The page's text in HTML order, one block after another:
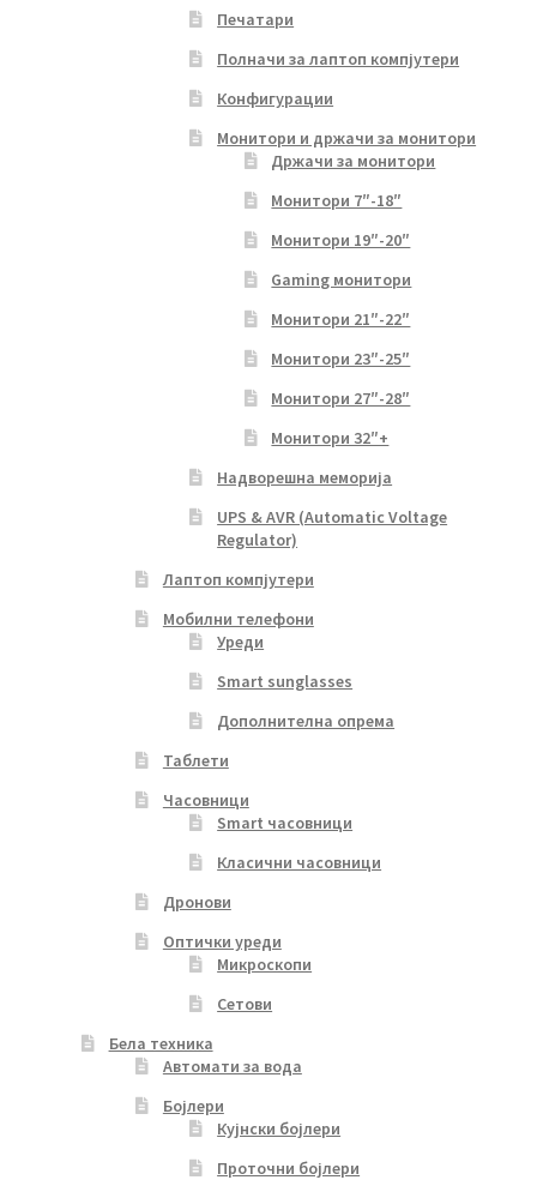
Печатари
Полначи за лаптоп компјутери
Конфигурации
Монитори и држачи за монитори
Држачи за монитори
Монитори 7″-18″
Монитори 19″-20″
Gaming монитори
Монитори 21″-22″
Монитори 23″-25″
Монитори 27″-28″
Монитори 32″+
Надворешна меморија
UPS & AVR (Automatic Voltage
Regulator)
Лаптоп компјутери
Мобилни телефони
Уреди
Smart sunglasses
Дополнителна опрема
Таблети
Часовници
Smart часовници
Класични часовници
Дронови
Оптички уреди
Микроскопи
Сетови
Бела техника
Автомати за вода
Бојлери
Кујнски бојлери
Проточни бојлери